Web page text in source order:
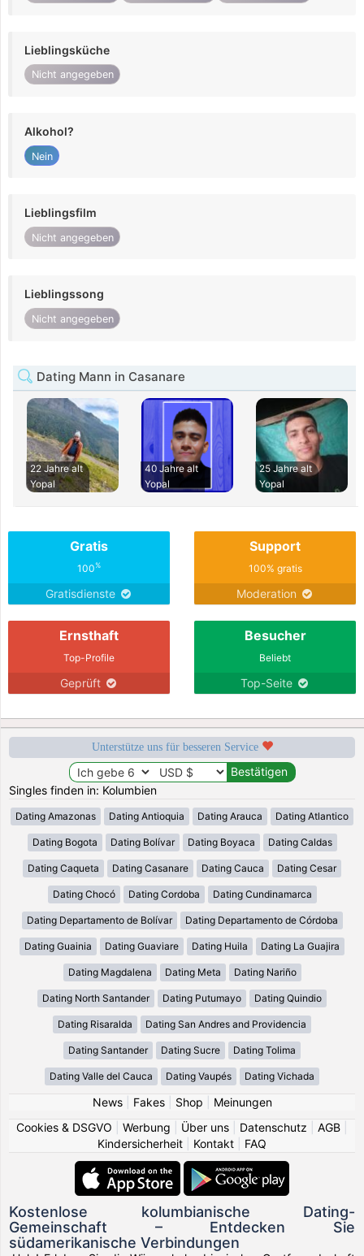
Lieblingsküche
Nicht angegeben
Alkohol?
Nein
Lieblingsfilm
Nicht angegeben
Lieblingssong
Nicht angegeben
Dating Mann in Casanare
22 Jahre alt
Yopal
40 Jahre alt
Yopal
25 Jahre alt
Yopal
Gratis
100%
Gratisdienste
Support
100% gratis
Moderation
Ernsthaft
Top-Profile
Geprüft
Besucher
Beliebt
Top-Seite
Unterstütze uns für besseren Service
Singles finden in: Kolumbien
Dating Amazonas Dating Antioquia Dating Arauca Dating Atlantico
Dating Bogota Dating Bolívar Dating Boyaca Dating Caldas
Dating Caqueta Dating Casanare Dating Cauca Dating Cesar
Dating Chocó Dating Cordoba Dating Cundinamarca
Dating Departamento de Bolívar Dating Departamento de Córdoba
Dating Guainia Dating Guaviare Dating Huila Dating La Guajira
Dating Magdalena Dating Meta Dating Nariño
Dating North Santander Dating Putumayo Dating Quindio
Dating Risaralda Dating San Andres and Providencia
Dating Santander Dating Sucre Dating Tolima
Dating Valle del Cauca Dating Vaupés Dating Vichada
News| Fakes| Shop
Meinungen
Cookies & DSGVO
Werbung Über uns Datenschutz AGB
Kindersicherheit
Kontakt FAQ
Kostenlose kolumbianische Dating-
Gemeinschaft – Entdecken Sie
südamerikanische Verbindungen